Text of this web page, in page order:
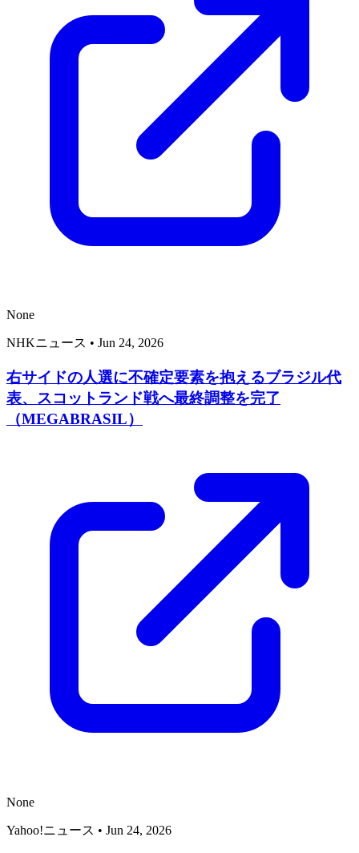
None
NHKニュース • Jun 24, 2026
右サイドの人選に不確定要素を抱えるブラジル代
表、スコットランド戦へ最終調整を完了
（MEGABRASIL）
None
Yahoo!ニュース • Jun 24, 2026